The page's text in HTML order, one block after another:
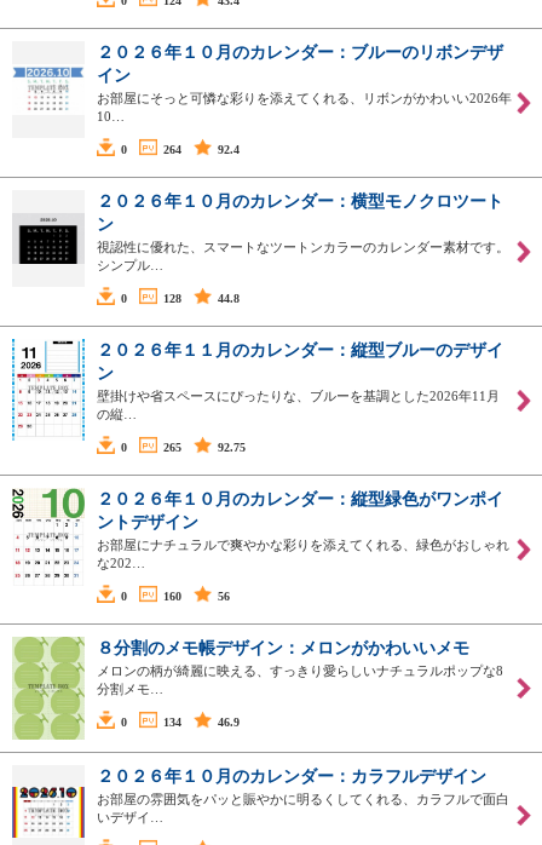
２０２６年１０月のカレンダー：ブルーのリボンデザ
イン
お部屋にそっと可憐な彩りを添えてくれる、リボンがかわいい2026年
10…
0 264 92.4
２０２６年１０月のカレンダー：横型モノクロツート
ン
視認性に優れた、スマートなツートンカラーのカレンダー素材です。
シンプル…
0 128 44.8
２０２６年１１月のカレンダー：縦型ブルーのデザイ
ン
壁掛けや省スペースにぴったりな、ブルーを基調とした2026年11月
の縦…
0 265 92.75
２０２６年１０月のカレンダー：縦型緑色がワンポイ
ントデザイン
お部屋にナチュラルで爽やかな彩りを添えてくれる、緑色がおしゃれ
な202…
0 160 56
８分割のメモ帳デザイン：メロンがかわいいメモ
メロンの柄が綺麗に映える、すっきり愛らしいナチュラルポップな8
分割メモ…
0 134 46.9
２０２６年１０月のカレンダー：カラフルデザイン
お部屋の雰囲気をパッと賑やかに明るくしてくれる、カラフルで面白
いデザイ…